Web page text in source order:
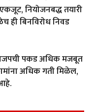
नियोजनबद्ध तयारी
ही बिनविरोध निवड
पकड अधिक मजबूत
अधिक गती मिळेल,